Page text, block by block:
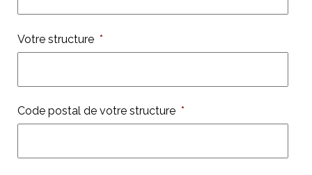
Votre structure *
Code postal de votre structure *